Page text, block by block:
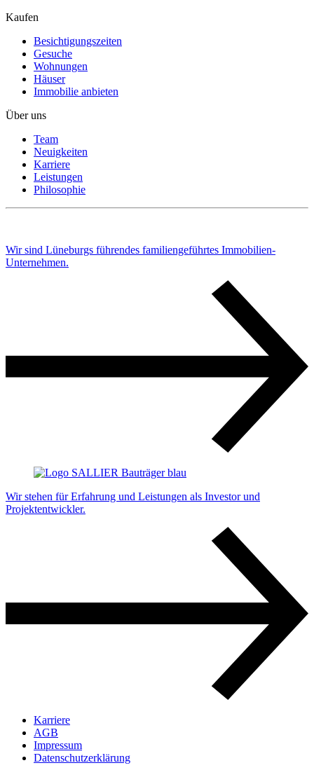
Kaufen
Besichtigungszeiten
Gesuche
Wohnungen
Häuser
Immobilie anbieten
Über uns
Team
Neuigkeiten
Karriere
Leistungen
Philosophie
Wir sind Lüneburgs führendes familiengeführtes Immobilien-
Unternehmen.
Wir stehen für Erfahrung und Leistungen als Investor und
Projektentwickler.
Karriere
AGB
Impressum
Datenschutz­erklärung